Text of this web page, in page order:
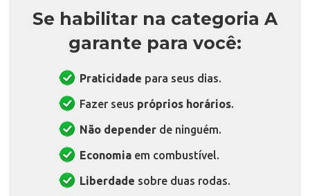
Se habilitar na categoria A
garante para você:
Praticidade para seus dias.
Fazer seus próprios horários.
Não depender de ninguém.
Economia em combustível.
Liberdade sobre duas rodas.